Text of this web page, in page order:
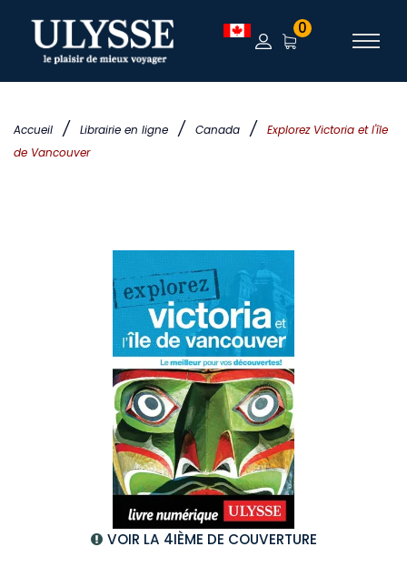
Accueil / Librairie en ligne / Canada /
Explorez Victoria et l'île
de Vancouver
0
VOIR LA 4IÈME DE COUVERTURE